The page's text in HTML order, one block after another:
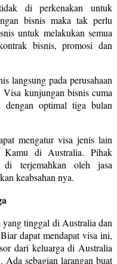
di perkenakan untuk
bisnis maka tak perlu
untuk melakukan semua
bisnis, promosi dan
langsung pada perusahaan
kunjungan bisnis cuma
optimal tiga bulan
mengatur visa jenis lain
Kamu di Australia. Pihak
terjemahkan oleh jasa
keabsahan nya.
tinggal di Australia dan
dapat mendapat visa ini,
dari keluarga di Australia
Ada sebagian larangan buat